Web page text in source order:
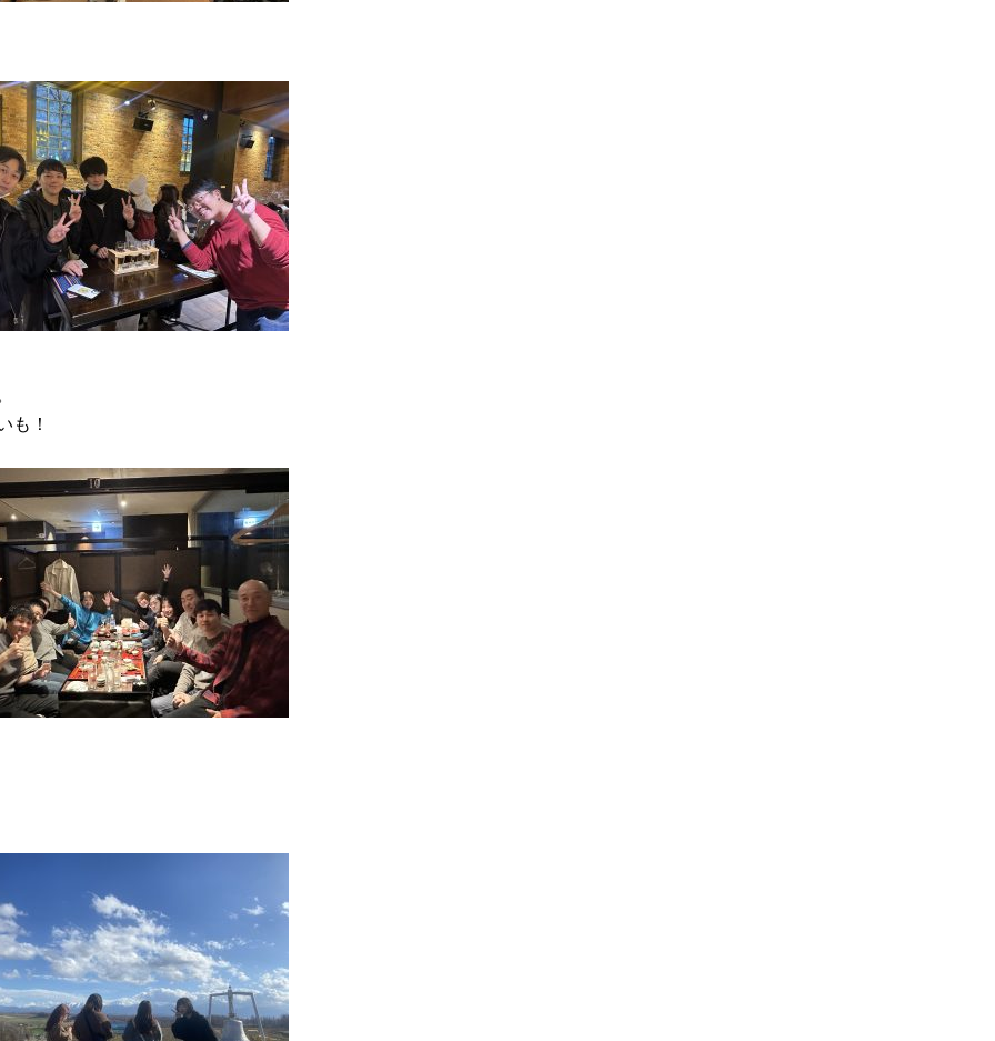
も！